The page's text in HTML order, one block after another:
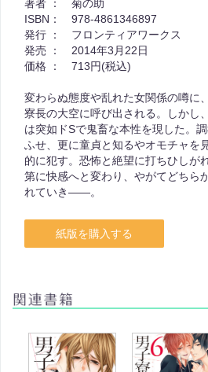
著者 ：
菊の助
ISBN：
978-4861346897
発行 ：
フロンティアワークス
発売 ：
2014年3月22日
価格 ：
713円(税込)
変わらぬ態度や乱れた女関係の噂に
寮長の大空に呼び出される。しかし
は突如ドSで鬼畜な本性を現した。
ふせ、更に童貞と知るやオモチャを
的に犯す。恐怖と絶望に打ちひしが
第に快感へと変わり、やがてどちら
れていき——。
紙版を購入する